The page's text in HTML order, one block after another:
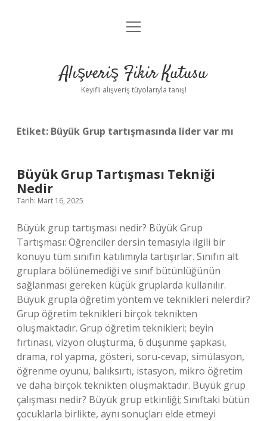
Anasayfa
Yasal Uyarı
menüyü
Alışveriş Fikir Kutusu
Keyifli alışveriş tüyolarıyla tanış!
Etiket: Büyük Grup tartışmasında lider var mı
Büyük Grup Tartışması Tekniği
Nedir
Tarih: Mart 16, 2025
Büyük grup tartışması nedir? Büyük Grup
Tartışması: Öğrenciler dersin temasıyla ilgili bir
konuyu tüm sınıfın katılımıyla tartışırlar. Sınıfın alt
gruplara bölünemediği ve sınıf bütünlüğünün
sağlanması gereken küçük gruplarda kullanılır.
Büyük grupla öğretim yöntem ve teknikleri nelerdir?
Grup öğretim teknikleri birçok teknikten
oluşmaktadır. Grup öğretim teknikleri; beyin
fırtınası, vizyon oluşturma, 6 düşünme şapkası,
drama, rol yapma, gösteri, soru-cevap, simülasyon,
öğrenme oyunu, balıksırtı, istasyon, mikro öğretim
ve daha birçok teknikten oluşmaktadır. Büyük grup
çalışması nedir? Büyük grup etkinliği; Sınıftaki bütün
çocuklarla birlikte, aynı sonuçları elde etmeyi